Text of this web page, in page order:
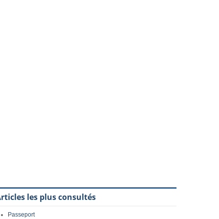
les plus consultés
Passeport